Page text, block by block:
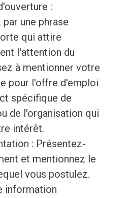
:
une phrase
qui attire
l'attention du
à mentionner votre
pour l'offre d'emploi
spécifique de
de l'organisation qui
intérêt.
: Présentez-
et mentionnez le
vous postulez.
information